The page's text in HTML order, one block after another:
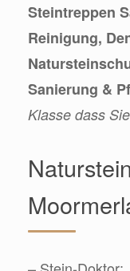
Steintreppen
Reinigung,
Sanierung &
Klasse dass